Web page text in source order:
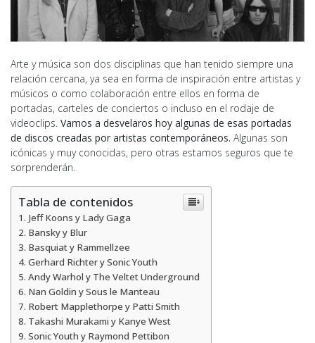
Arte y música son dos disciplinas que han tenido siempre una
relación cercana, ya sea en forma de inspiración entre artistas y
músicos o como colaboración entre ellos en forma de
portadas, carteles de conciertos o incluso en el rodaje de
videoclips. Vamos a desvelaros hoy algunas de esas portadas
de discos creadas por artistas contemporáneos. Algunas son
icónicas y muy conocidas, pero otras estamos seguros que te
sorprenderán.
Tabla de contenidos
Jeff Koons y Lady Gaga
Bansky y Blur
Basquiat y Rammellzee
Gerhard Richter y Sonic Youth
Andy Warhol y The Veltet Underground
Nan Goldin y Sous le Manteau
Robert Mapplethorpe y Patti Smith
Takashi Murakami y Kanye West
Sonic Youth y Raymond Pettibon